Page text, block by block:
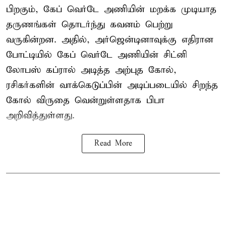
பிறகும், கேப் வெர்டே அணியின் மறக்க முடியாத
தருணங்கள் தொடர்ந்து கவனம் பெற்று
வருகின்றன. அதில், அர்ஜென்டினாவுக்கு எதிரான
போட்டியில் கேப் வெர்டே அணியின் சிட்னி
லோபஸ் கப்ரால் அடித்த அற்புத கோல்,
ரசிகர்களின் வாக்கெடுப்பின் அடிப்படையில் சிறந்த
கோல் விருதை வென்றுள்ளதாக பிபா
அறிவித்துள்ளது.
Read More